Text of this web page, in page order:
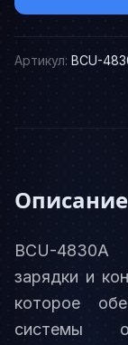
Артикул: BCU-
Описание
BCU-4830A
зарядки и
которое
системы